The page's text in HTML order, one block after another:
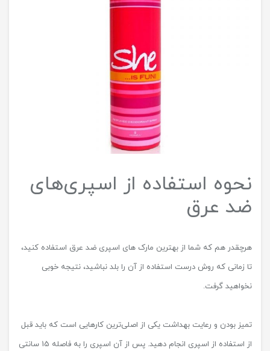
نحوه استفاده از اسپری‌های
ضد عرق
هرچقدر هم که شما از بهترین مارک های اسپری ضد عرق استفاده کنید،
تا زمانی که روش درست استفاده از آن را بلد نباشید، نتیجه خوبی
نخواهید گرفت.
تمیز بودن و رعایت بهداشت یکی از اصلی‌ترین کارهایی است که باید قبل
از استفاده از اسپری انجام دهید. پس از آن اسپری را به فاصله 15 سانتی